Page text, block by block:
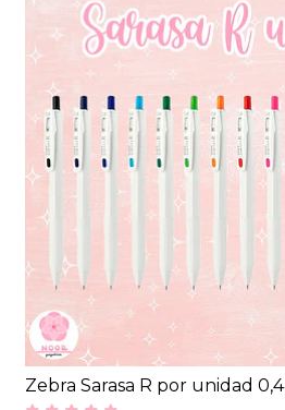
Zebra Sarasa R por unidad 0,4